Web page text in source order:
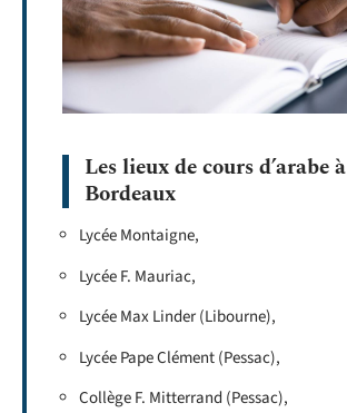
Les lieux de cours d’arabe à
Bordeaux
Lycée Montaigne,
Lycée F. Mauriac,
Lycée Max Linder (Libourne),
Lycée Pape Clément (Pessac),
Collège F. Mitterrand (Pessac),